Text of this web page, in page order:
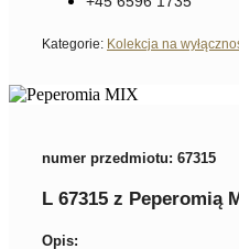
Kategorie: Kolekcja na
numer przedmiotu: 67315
L 67315 z Peperomią
Opis: